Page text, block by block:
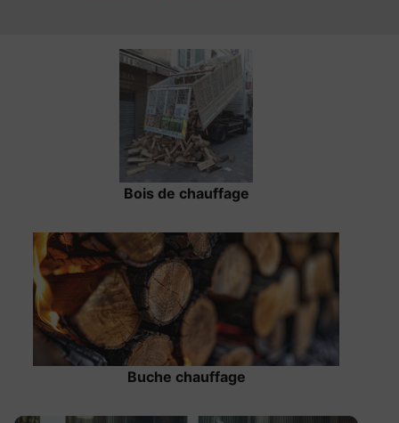
Bois de chauffage
Buche chauffage